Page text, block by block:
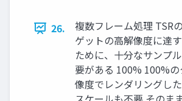
26.
複数フレーム処理 TSR
ゲットの高解像度に達
ために、十分なサンプ
要がある 100% 100%
像度でレンダリングし